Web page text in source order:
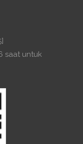
saat untuk